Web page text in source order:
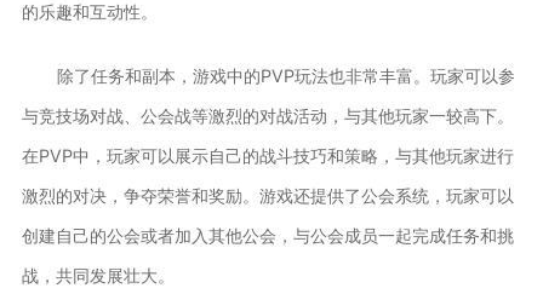
的乐趣和互动性。
除了任务和副本，游戏中的PVP玩法也非常丰富。玩家可以参
与竞技场对战、公会战等激烈的对战活动，与其他玩家一较高下。
在PVP中，玩家可以展示自己的战斗技巧和策略，与其他玩家进行
激烈的对决，争夺荣誉和奖励。游戏还提供了公会系统，玩家可以
创建自己的公会或者加入其他公会，与公会成员一起完成任务和挑
战，共同发展壮大。